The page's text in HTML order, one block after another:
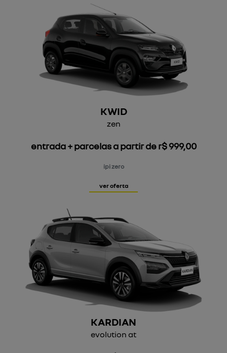
KWID
zen
entrada + parcelas a partir de r$ 999,00
ipi zero
ver oferta
KARDIAN
evolution at